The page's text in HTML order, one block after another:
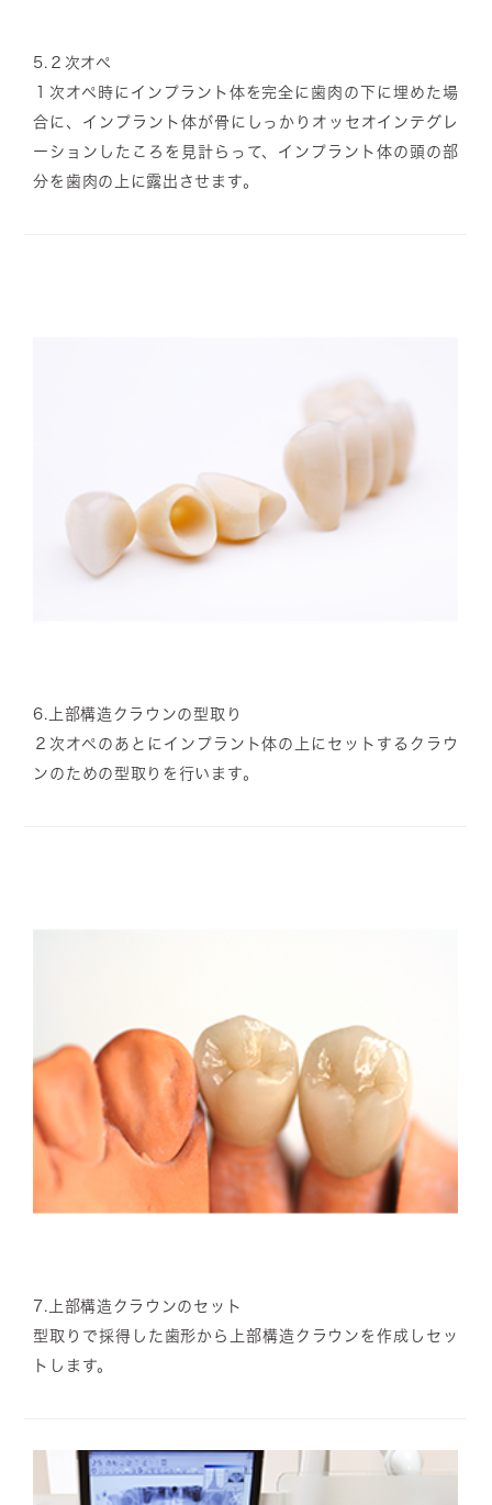
5. ２次オペ
１次オペ時にインプラント体を完全に歯肉の下に埋めた場
合に、インプラント体が骨にしっかりオッセオインテグレ
ーションしたころを見計らって、インプラント体の頭の部
分を歯肉の上に露出させます。
6. 上部構造クラウンの型取り
２次オペのあとにインプラント体の上にセットするクラウ
ンのための型取りを行います。
7. 上部構造クラウンのセット
型取りで採得した歯形から上部構造クラウンを作成しセッ
トします。